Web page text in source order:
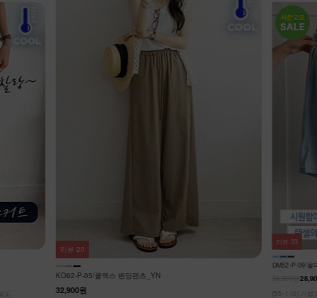
KO62-P-05/쿨맥스 밴딩팬츠_YN
32,900원
리뷰 20
DM52-P-09/몰
[55~110] 가볍
리뷰 33